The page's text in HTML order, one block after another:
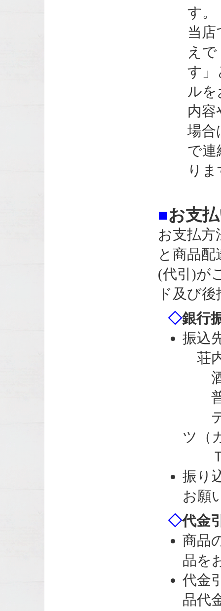
す。
当店
え
す」
ル
内容
場合
で連
り
■お支
お支払方
と商品
(代引)が
ド及び
◇銀行
振込
荘
酒
普
テ
ツ（
Ｔ
振り
お願
◇代金
商品
品を
代金
品代